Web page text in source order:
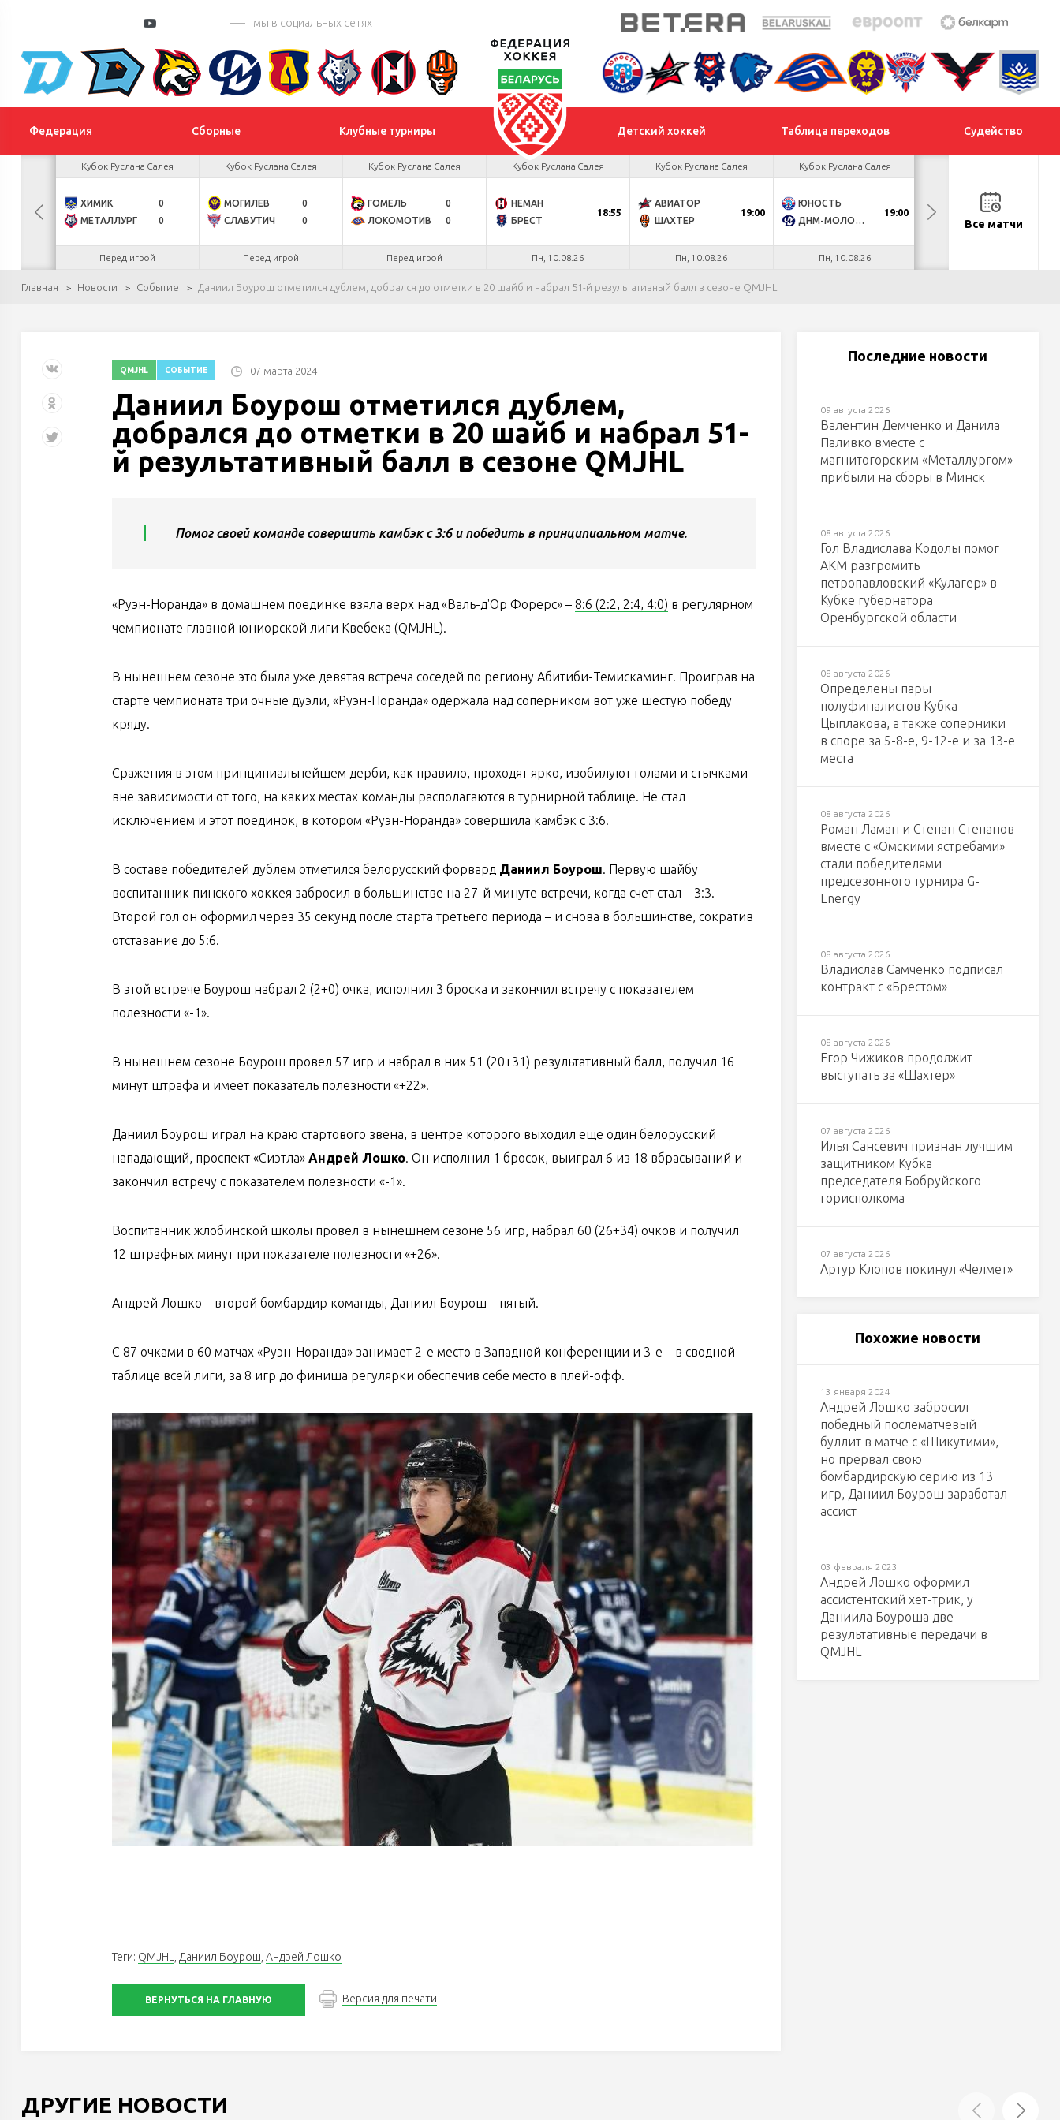
мы в социальных сетях
Федерация Сборные Клубные турниры Детский хоккей Таблица переходов Судейство
БУЛ
Кубок Руслана Салея
ХИМИК
0
МЕТАЛЛУРГ
0
Перед игрой
Кубок Руслана Салея
МОГИЛЕВ
0
СЛАВУТИЧ
0
Перед игрой
Кубок Руслана Салея
ГОМЕЛЬ
0
ЛОКОМОТИВ
0
Перед игрой
Кубок Руслана Салея
НЕМАН
БРЕСТ
18:55
Пн, 10.08.26
Кубок Руслана Салея
АВИАТОР
ШАХТЕР
19:00
Пн, 10.08.26
Кубок Руслана Салея
ЮНОСТЬ
ДНМ-МОЛОДЕЧНО
19:00
Пн, 10.08.26
МОГИЛЕВ
МЕТАЛЛУРГ
Все матчи
Главная Новости Событие Даниил Боурош отметился дублем, добрался до отметки в 20 шайб и набрал 51-й результативный балл в сезоне QMJHL
QMJHL СОБЫТИЕ 07 марта 2024
Даниил Боурош отметился дублем,
добрался до отметки в 20 шайб и набрал 51-
й результативный балл в сезоне QMJHL
Помог своей команде совершить камбэк с 3:6 и победить в принципиальном матче.
«Руэн-Норанда» в домашнем поединке взяла верх над «Валь-д'Ор Форерс» – 8:6 (2:2, 2:4, 4:0) в регулярном
чемпионате главной юниорской лиги Квебека (QMJHL ).
В нынешнем сезоне это была уже девятая встреча соседей по региону Абитиби-Темискаминг. Проиграв на
старте чемпионата три очные дуэли, «Руэн-Норанда» одержала над соперником вот уже шестую победу
кряду.
Сражения в этом принципиальнейшем дерби, как правило, проходят ярко, изобилуют голами и стычками
вне зависимости от того, на каких местах команды располагаются в турнирной таблице. Не стал
исключением и этот поединок, в котором «Руэн-Норанда» совершила камбэк с 3:6.
В составе победителей дублем отметился белорусский форвард Даниил Боурош. Первую шайбу
воспитанник пинского хоккея забросил в большинстве на 27-й минуте встречи, когда счет стал – 3:3.
Второй гол он оформил через 35 секунд после старта третьего периода – и снова в большинстве, сократив
отставание до 5:6.
В этой встрече Боурош набрал 2 (2+0) очка, исполнил 3 броска и закончил встречу с показателем
полезности «-1».
В нынешнем сезоне Боурош провел 57 игр и набрал в них 51 (20+31) результативный балл, получил 16
минут штрафа и имеет показатель полезности «+22».
Даниил Боурош играл на краю стартового звена, в центре которого выходил еще один белорусский
нападающий, проспект «Сиэтла» Андрей Лошко. Он исполнил 1 бросок, выиграл 6 из 18 вбрасываний и
закончил встречу с показателем полезности «-1».
Воспитанник жлобинской школы провел в нынешнем сезоне 56 игр, набрал 60 (26+34) очков и получил
12 штрафных минут при показателе полезности «+26».
Андрей Лошко – второй бомбардир команды, Даниил Боурош – пятый.
С 87 очками в 60 матчах «Руэн-Норанда» занимает 2-е место в Западной конференции и 3-е – в сводной
таблице всей лиги, за 8 игр до финиша регулярки обеспечив себе место в плей-офф.
Теги: QMJHL Даниил Боурош Андрей Лошко
ВЕРНУТЬСЯ НА ГЛАВНУЮ Версия для печати
Последние новости
09 августа 2026
Валентин Демченко и Данила
Паливко вместе с
магнитогорским «Металлургом»
прибыли на сборы в Минск
08 августа 2026
Гол Владислава Кодолы помог
АКМ разгромить
петропавловский «Кулагер» в
Кубке губернатора
Оренбургской области
08 августа 2026
Определены пары
полуфиналистов Кубка
Цыплакова, а также соперники
в споре за 5-8-е, 9-12-е и за 13-е
места
08 августа 2026
Роман Ламан и Степан Степанов
вместе с «Омскими ястребами»
стали победителями
предсезонного турнира G-
Energy
08 августа 2026
Владислав Самченко подписал
контракт с «Брестом»
08 августа 2026
Егор Чижиков продолжит
выступать за «Шахтер»
07 августа 2026
Илья Сансевич признан лучшим
защитником Кубка
председателя Бобруйского
горисполкома
07 августа 2026
Артур Клопов покинул «Челмет»
Похожие новости
13 января 2024
Андрей Лошко забросил
победный послематчевый
буллит в матче с «Шикутими»,
но прервал свою
бомбардирскую серию из 13
игр, Даниил Боурош заработал
ассист
03 февраля 2023
Андрей Лошко оформил
ассистентский хет-трик, у
Даниила Боуроша две
результативные передачи в
QMJHL
ДРУГИЕ НОВОСТИ